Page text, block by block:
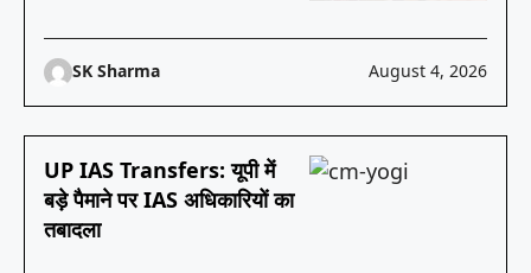
SK Sharma August 4, 2026
UP IAS Transfers: यूपी में
बड़े पैमाने पर IAS अधिकारियों का
तबादला